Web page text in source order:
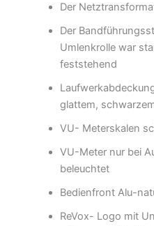
Der
Der
Umlenkrolle war
feststehend
glattem,
VU- Meterskalen
VU-Meter nur bei
beleuchtet
Bedienfront Alu-
ReVox- Logo mit